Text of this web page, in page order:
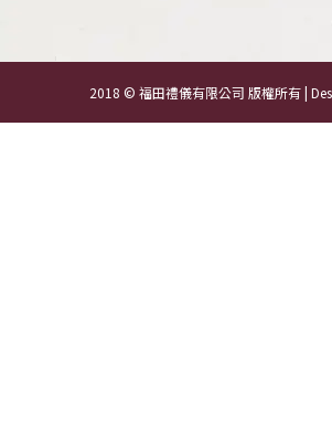
2018 © 福田禮儀有限公司 版權所有 |